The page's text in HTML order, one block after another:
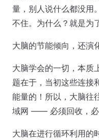
量，别人说什么都没用
不住。为什么？就是为
大脑的节能倾向，还演
大脑学会的一切，本
题在于，当初这些连接
能量的！所以，大脑往
域网 —— 必须回收，必
大脑在进行循环利用的